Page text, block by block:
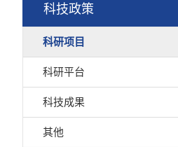
科技政策
科研项目
科研平台
科技成果
其他